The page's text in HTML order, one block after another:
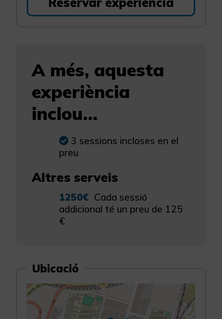
A més, aquesta
experiència
inclou...
3 sessions incloses en el
preu
Altres serveis
1250€ Cada sessió
addicional té un preu de 125
€
Ubicació